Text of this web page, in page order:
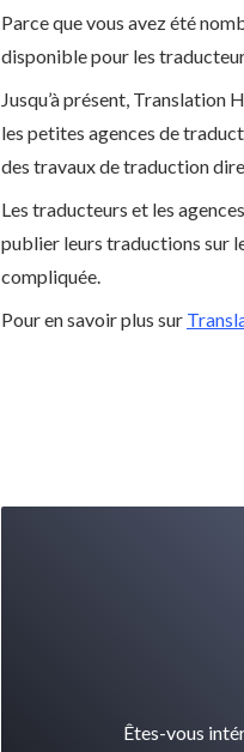
Parce que vous avez été
disponible pour les
Jusqu’à présent,
les petites agences de
des travaux de traduction
Les traducteurs et les
publier leurs traductions sur
compliquée.
Pour en savoir plus sur
Êtes-vous